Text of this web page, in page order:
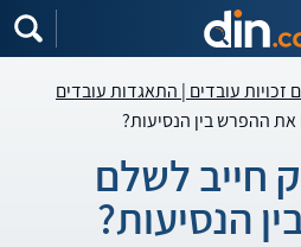
זכויות עובדים | התאגדות עובדים
ההפרש בין הנסיעות?
חייב לשלם
הנסיעות?